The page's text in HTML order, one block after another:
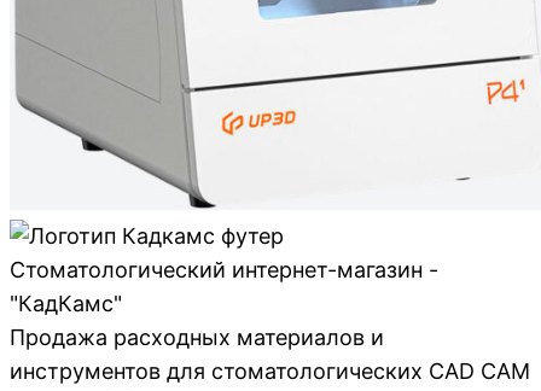
Стоматологический интернет-магазин -
"КадКамс"
Продажа расходных материалов и
инструментов для стоматологических CAD CAM